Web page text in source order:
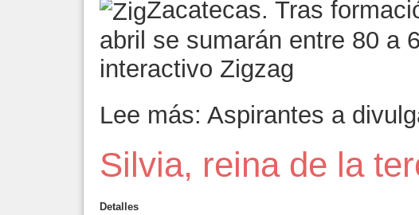
Zacatecas. Tras
abril se sumarán entre 80 a
interactivo Zigzag
Lee más: Aspirantes a
Silvia, reina de la
Detalles